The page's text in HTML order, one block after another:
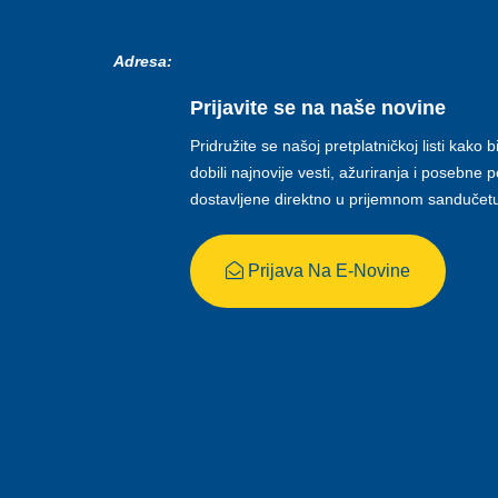
Adresa:
Prijavite se na naše novine
Pridružite se našoj pretplatničkoj listi kako
dobili najnovije vesti, ažuriranja i posebne
dostavljene direktno u prijemnom
Prijava Na E-Novine